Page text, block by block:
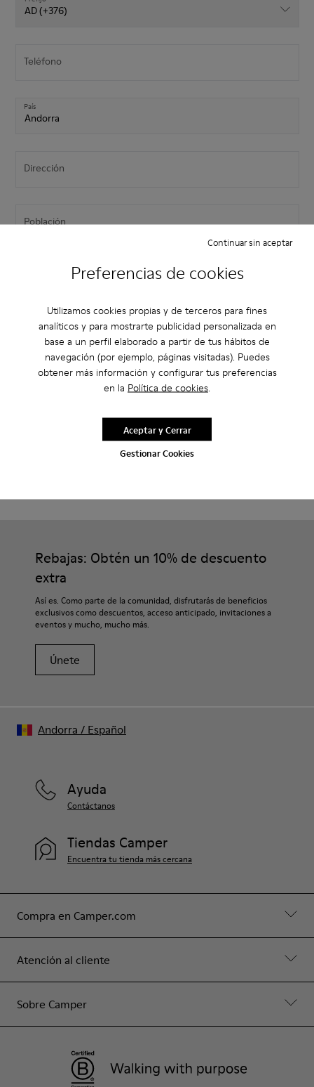
Preferencias de cookies
Utilizamos cookies propias y de terceros para fines
analíticos y para mostrarte publicidad personalizada en
base a un perfil elaborado a partir de tus hábitos de
navegación (por ejemplo, páginas visitadas). Puedes
obtener más información y configurar tus preferencias
en la Política de cookies.
Gestionar Cookies
Continuar sin aceptar
Aceptar y Cerrar
AD (+376)
Teléfono
País
Dirección
Población
Codigo postal
contacto.shop.type
contacto.shop.type
contacto.shop.type
Declaro que he leído y acepto laPolítica de Privacidad
Rebajas: Obtén un 10% de descuento
extra
Así es. Como parte de la comunidad, disfrutarás de beneficios
exclusivos como descuentos, acceso anticipado, invitaciones a
eventos y mucho, mucho más.
Únete
Compra en Camper.com
Atención al cliente
Sobre Camper
Ayuda
Contáctanos
Tiendas Camper
Encuentra tu tienda más cercana
Andorra / Español